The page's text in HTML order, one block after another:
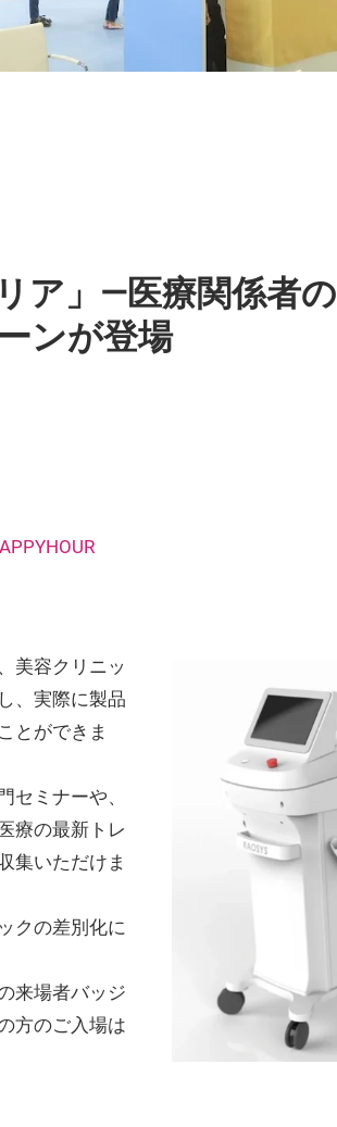
ア」—医療関係者の
ンが登場
美容クリニッ
、実際に製品
とができま
セミナーや、
療の最新トレ
集いただけま
クの差別化に
来場者バッジ
方のご入場は